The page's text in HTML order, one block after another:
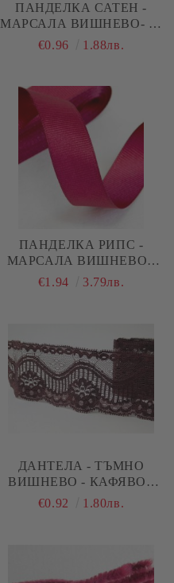
ПАНДЕЛКА САТЕН -
МАРСАЛА ВИШНЕВО- 10
М №56
€0.96 1.88лв.
ПАНДЕЛКА РИПС -
МАРСАЛА ВИШНЕВО -
10М. №56
€1.94 3.79лв.
ДАНТЕЛА - ТЪМНО
ВИШНЕВО - КАФЯВО -
1.00 М.
€0.92 1.80лв.